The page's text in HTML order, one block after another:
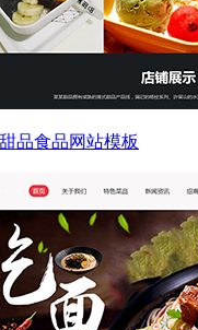
品食品网站模板